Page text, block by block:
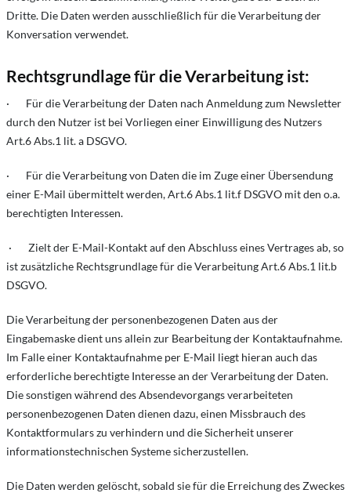
Dritte. Die Daten werden ausschließlich für die Verarbeitung der
Konversation verwendet.
Rechtsgrundlage für die Verarbeitung ist:
· Für die Verarbeitung der Daten nach Anmeldung zum Newsletter
durch den Nutzer ist bei Vorliegen einer Einwilligung des Nutzers
Art.6 Abs.1 lit. a DSGVO.
· Für die Verarbeitung von Daten die im Zuge einer Übersendung
einer E-Mail übermittelt werden, Art.6 Abs.1 lit.f DSGVO mit den o.a.
berechtigten Interessen.
· Zielt der E-Mail-Kontakt auf den Abschluss eines Vertrages ab, so
ist zusätzliche Rechtsgrundlage für die Verarbeitung Art.6 Abs.1 lit.b
DSGVO.
Die Verarbeitung der personenbezogenen Daten aus der
Eingabemaske dient uns allein zur Bearbeitung der Kontaktaufnahme.
Im Falle einer Kontaktaufnahme per E-Mail liegt hieran auch das
erforderliche berechtigte Interesse an der Verarbeitung der Daten.
Die sonstigen während des Absendevorgangs verarbeiteten
personenbezogenen Daten dienen dazu, einen Missbrauch des
Kontaktformulars zu verhindern und die Sicherheit unserer
informationstechnischen Systeme sicherzustellen.
Die Daten werden gelöscht, sobald sie für die Erreichung des Zweckes